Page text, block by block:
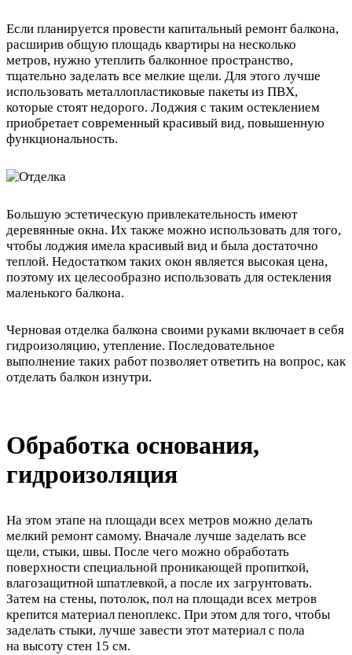
Если планируется провести капитальный ремонт балкона,
расширив общую площадь квартиры на несколько
метров, нужно утеплить балконное пространство,
тщательно заделать все мелкие щели. Для этого лучше
использовать металлопластиковые пакеты из ПВХ,
которые стоят недорого. Лоджия с таким остеклением
приобретает современный красивый вид, повышенную
функциональность.
Большую эстетическую привлекательность имеют
деревянные окна. Их также можно использовать для того,
чтобы лоджия имела красивый вид и была достаточно
теплой. Недостатком таких окон является высокая цена,
поэтому их целесообразно использовать для остекления
маленького балкона.
Черновая отделка балкона своими руками включает в себя
гидроизоляцию, утепление. Последовательное
выполнение таких работ позволяет ответить на вопрос, как
отделать балкон изнутри.
Обработка основания,
гидроизоляция
На этом этапе на площади всех метров можно делать
мелкий ремонт самому. Вначале лучше заделать все
щели, стыки, швы. После чего можно обработать
поверхности специальной проникающей пропиткой,
влагозащитной шпатлевкой, а после их загрунтовать.
Затем на стены, потолок, пол на площади всех метров
крепится материал пеноплекс. При этом для того, чтобы
заделать стыки, лучше завести этот материал с пола
на высоту стен 15 см.